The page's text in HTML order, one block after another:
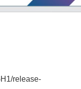
release-